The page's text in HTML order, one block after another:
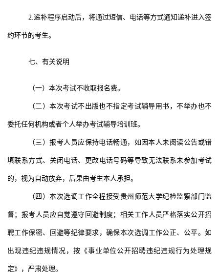
2.递补程序启动后，将通过短信、电话等方式通知递补进入签
约环节的考生。
七、有关说明
（一）本次考试不收取报名费。
（二）本次考试不出版也不指定考试辅导用书，不举办也不
委托任何机构或者个人举办考试辅导培训班。
（三）报考人员应保持电话畅通，如因本人未阅读公告或错
填联系方式、关闭电话、更改电话号码等导致无法联系未参加考试
的，视为自动放弃，后果由考生本人承担。
（四）本次选调工作全程接受贵州师范大学纪检监察部门监
督；报考人员应自觉遵守回避制度；相关工作人员严格落实公开招
聘工作保密、回避等纪律要求，确保本次选调工作公正、公平。如
出现违纪违规情况，按《事业单位公开招聘违纪违规行为处理规
定》，严肃处理。